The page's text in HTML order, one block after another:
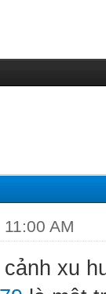
AM
cảnh xu